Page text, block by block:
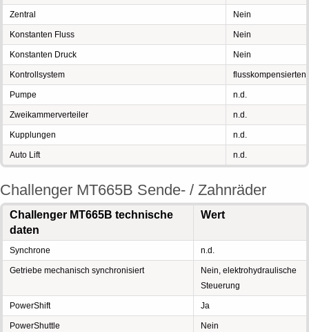
Zentral Nein
Konstanten Fluss Nein
Konstanten Druck Nein
Kontrollsystem flusskompensierten
Pumpe n.d.
Zweikammerverteiler n.d.
Kupplungen n.d.
Auto Lift n.d.
Challenger MT665B Sende- / Zahnräder
Challenger MT665B technische
daten
Wert
Synchrone n.d.
Getriebe mechanisch synchronisiert
Nein, elektrohydraulische
Steuerung
PowerShift Ja
PowerShuttle Nein